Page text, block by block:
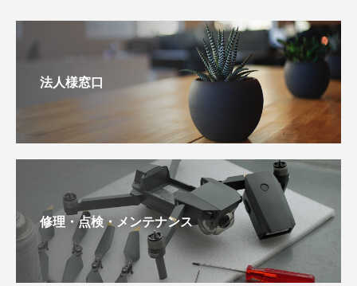
法人様窓口
修理・点検・メンテナンス